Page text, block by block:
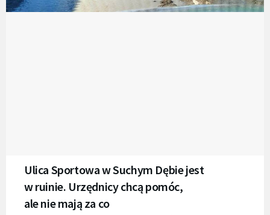
Ulica Sportowa w Suchym Dębie jest
w ruinie. Urzędnicy chcą pomóc,
ale nie mają za co